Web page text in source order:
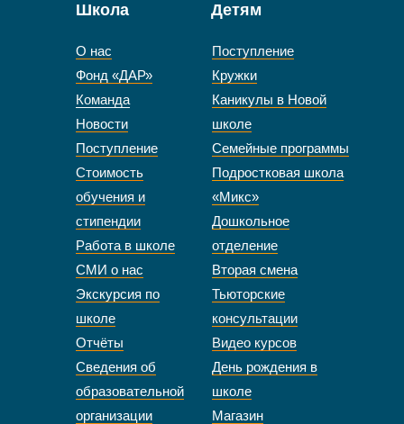
Школа Детям
О нас
Фонд «ДАР»
Команда
Новости
Поступление
Стоимость
обучения и
стипендии
Работа в школе
СМИ о нас
Экскурсия по
школе
Отчёты
Сведения об
образовательной
организации
Поступление
Кружки
Каникулы в Новой
школе
Семейные программы
Подростковая школа
«Микс»
Дошкольное
отделение
Вторая смена
Тьюторские
консультации
Видео курсов
День рождения в
школе
Магазин